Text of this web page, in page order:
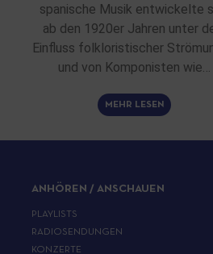
spanische Musik entwickelte
ab den 1920er Jahren unter
Einfluss folkloristischer
und von Komponisten wie…
MEHR LESEN
ANHÖREN / ANSCHAUEN
PLAYLISTS
RADIOSENDUNGEN
KONZERTE